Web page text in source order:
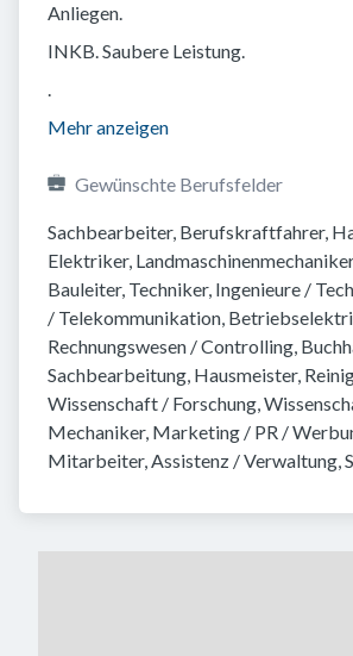
Anliegen.
INKB. Saubere Leistung.
.
Mehr anzeigen
Gewünschte Berufsfelder
Sachbearbeiter, Berufskraftfahrer,
Elektriker,
Bauleiter, Techniker, Ingenieure /
/ Telekommunikation,
Rechnungswesen / Controlling,
Sachbearbeitung, Hausmeister,
Wissenschaft / Forschung,
Mechaniker, Marketing / PR /
Mitarbeiter, Assistenz / Verwaltung,